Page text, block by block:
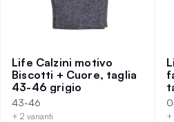
Life Calzini motivo
Biscotti + Cuore, taglia
43-46 grigio
43-46
+ 2 varianti +